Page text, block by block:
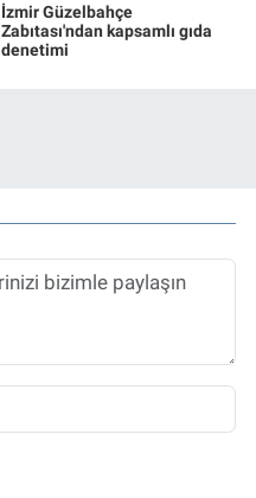
İzmir Güzelbahçe
Zabıtası'ndan kapsamlı gıda
denetimi